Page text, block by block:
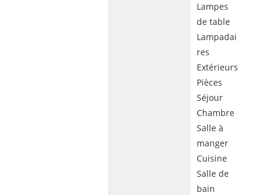
Lampes
de table
Lampadai
res
Extérieurs
Pièces
Séjour
Chambre
Salle à
manger
Cuisine
Salle de
bain